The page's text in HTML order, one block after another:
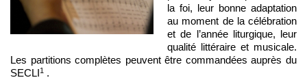
la foi, leur bonne adaptation
au moment de la célébration
et de l’année liturgique, leur
qualité littéraire et musicale.
Les partitions complètes peuvent être commandées auprès du
SECLI1 .